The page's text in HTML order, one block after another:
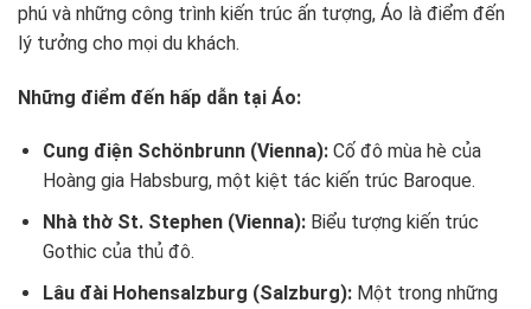
phú và những công trình kiến trúc ấn tượng, Áo là điểm đến
lý tưởng cho mọi du khách.
Những điểm đến hấp dẫn tại Áo:
Cung điện Schönbrunn (Vienna):Cố đô mùa hè của
Hoàng gia Habsburg, một kiệt tác kiến trúc Baroque.
Nhà thờ St. Stephen (Vienna):Biểu tượng kiến trúc
Gothic của thủ đô.
Lâu đài Hohensalzburg (Salzburg):Một trong những